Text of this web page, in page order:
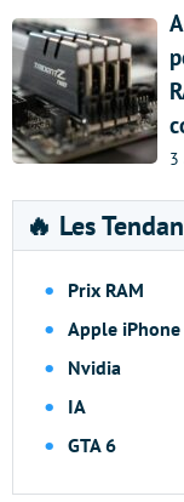
3
🔥 Les
Prix RAM
Apple iPhone
Nvidia
IA
GTA 6